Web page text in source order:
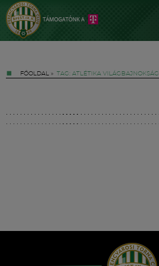
FŐOLDAL » TAG: ATLÉTIKA VILÁGBAJNOKSÁG
Hírek